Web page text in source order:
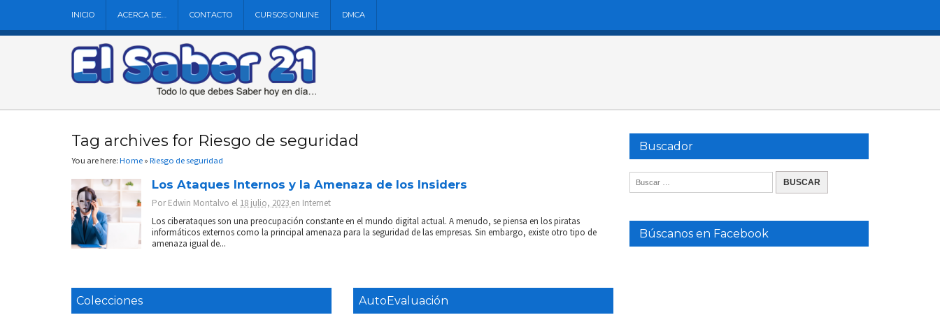
INICIO ACERCA DE… CONTACTO CURSOS ONLINE DMCA
Tag archives for Riesgo de seguridad
You are here: Home » Riesgo de seguridad
Los Ataques Internos y la Amenaza de los Insiders
PorEdwin Montalvo el 18 julio, 2023 en Internet
Los ciberataques son una preocupación constante en el mundo digital actual. A menudo, se piensa en los piratas
informáticos externos como la principal amenaza para la seguridad de las empresas. Sin embargo, existe otro tipo de
amenaza igual de...
Colecciones AutoEvaluación
Buscador
Búscanos en Facebook